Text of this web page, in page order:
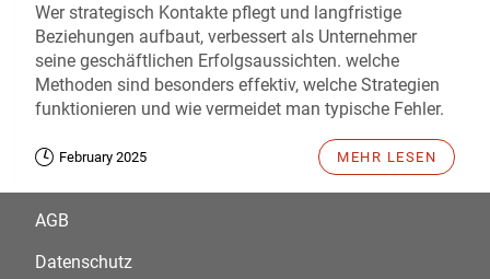
Wer strategisch Kontakte pflegt und langfristige
Beziehungen aufbaut, verbessert als Unternehmer
seine geschäftlichen Erfolgsaussichten. welche
Methoden sind besonders effektiv, welche Strategien
funktionieren und wie vermeidet man typische Fehler.
February 2025 MEHR LESEN
AGB
Datenschutz